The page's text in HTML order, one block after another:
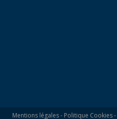
Mentions légales- Politique Cookies-